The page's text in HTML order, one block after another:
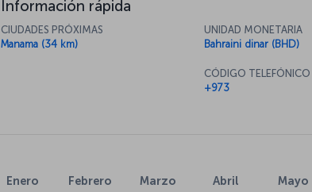
Información rápida
CIUDADES PRÓXIMAS
Manama (34 km)
UNIDAD MONETARIA
Bahraini dinar (BHD)
CÓDIGO TELEFÓNICO
+973
Enero Febrero Marzo Abril Mayo